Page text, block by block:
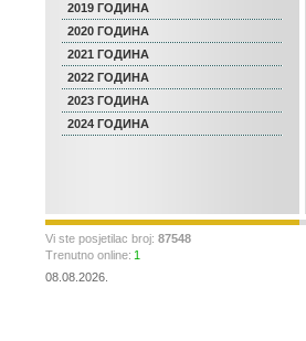
2019 ГОДИНА
2020 ГОДИНА
2021 ГОДИНА
2022 ГОДИНА
2023 ГОДИНА
2024 ГОДИНА
Vi ste posjetilac broj: 87548
Trenutno online: 1
08.08.2026.